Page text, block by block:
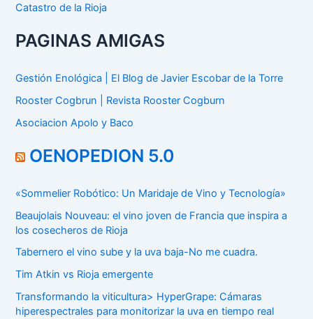
Catastro de la Rioja
PAGINAS AMIGAS
Gestión Enológica | El Blog de Javier Escobar de la Torre
Rooster Cogbrun | Revista Rooster Cogburn
Asociacion Apolo y Baco
OENOPEDION 5.0
«Sommelier Robótico: Un Maridaje de Vino y Tecnología»
Beaujolais Nouveau: el vino joven de Francia que inspira a
los cosecheros de Rioja
Tabernero el vino sube y la uva baja-No me cuadra.
Tim Atkin vs Rioja emergente
Transformando la viticultura> HyperGrape: Cámaras
hiperespectrales para monitorizar la uva en tiempo real